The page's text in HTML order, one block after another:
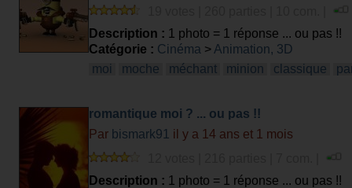
Description : 1 photo = 1 réponse ... ou pas !!
Catégorie : Cinéma > Animation, 3D
moi
moche méchant minion classique
romantique moi ? ... ou pas !!
Par bismark91 il y a 14 ans et 1 mois
Description : 1 photo = 1 réponse ... ou pas !!